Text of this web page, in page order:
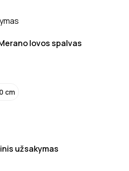
lovos spalvas
cm
užsakymas